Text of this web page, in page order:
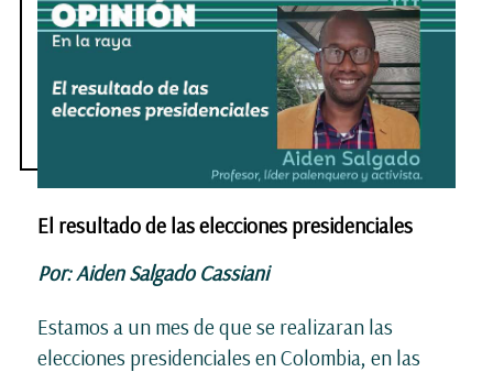
El resultado de las elecciones presidenciales
Por: Aiden Salgado Cassiani
Estamos a un mes de que se realizaran las
elecciones presidenciales en Colombia, en las